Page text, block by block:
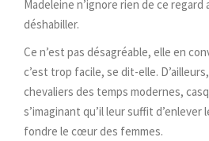
Madeleine n’ignore rien de ce
déshabiller.
Ce n’est pas désagréable, elle en
c’est trop facile, se dit-elle.
chevaliers des temps modernes,
s’imaginant qu’il leur suffit
fondre le cœur des femmes.